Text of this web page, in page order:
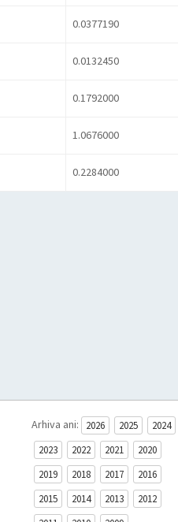
0.0377190
0.0132450
0.1792000
1.0676000
0.2284000
Arhiva ani: 2026 2025
2024
2023
2022 2021
2020
2019
2018 2017
2016
2015
2014 2013
2012